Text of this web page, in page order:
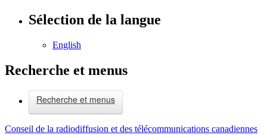
Sélection de la langue
English
Recherche et menus
Recherche et menus
Conseil de la radiodiffusion et des télécommunications canadiennes